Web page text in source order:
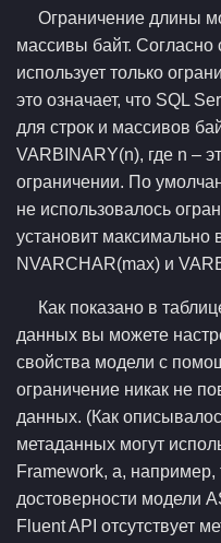
Ограничение длины
массивы байт.
использует только
это означает, что SQL
для строк и массивов
VARBINARY(n), где n –
ограничении. По
не использовалось
установит максимально
NVARCHAR(max) и
Как показано в
данных вы можете
свойства модели с
ограничение никак не
данных. (Как
метаданных могут
Framework, а, например,
достоверности модели
Fluent API отсутствует